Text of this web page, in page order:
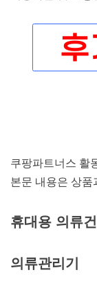
쿠팡파트너스 활
본문 내용은 상
휴대용 의류
의류관리기